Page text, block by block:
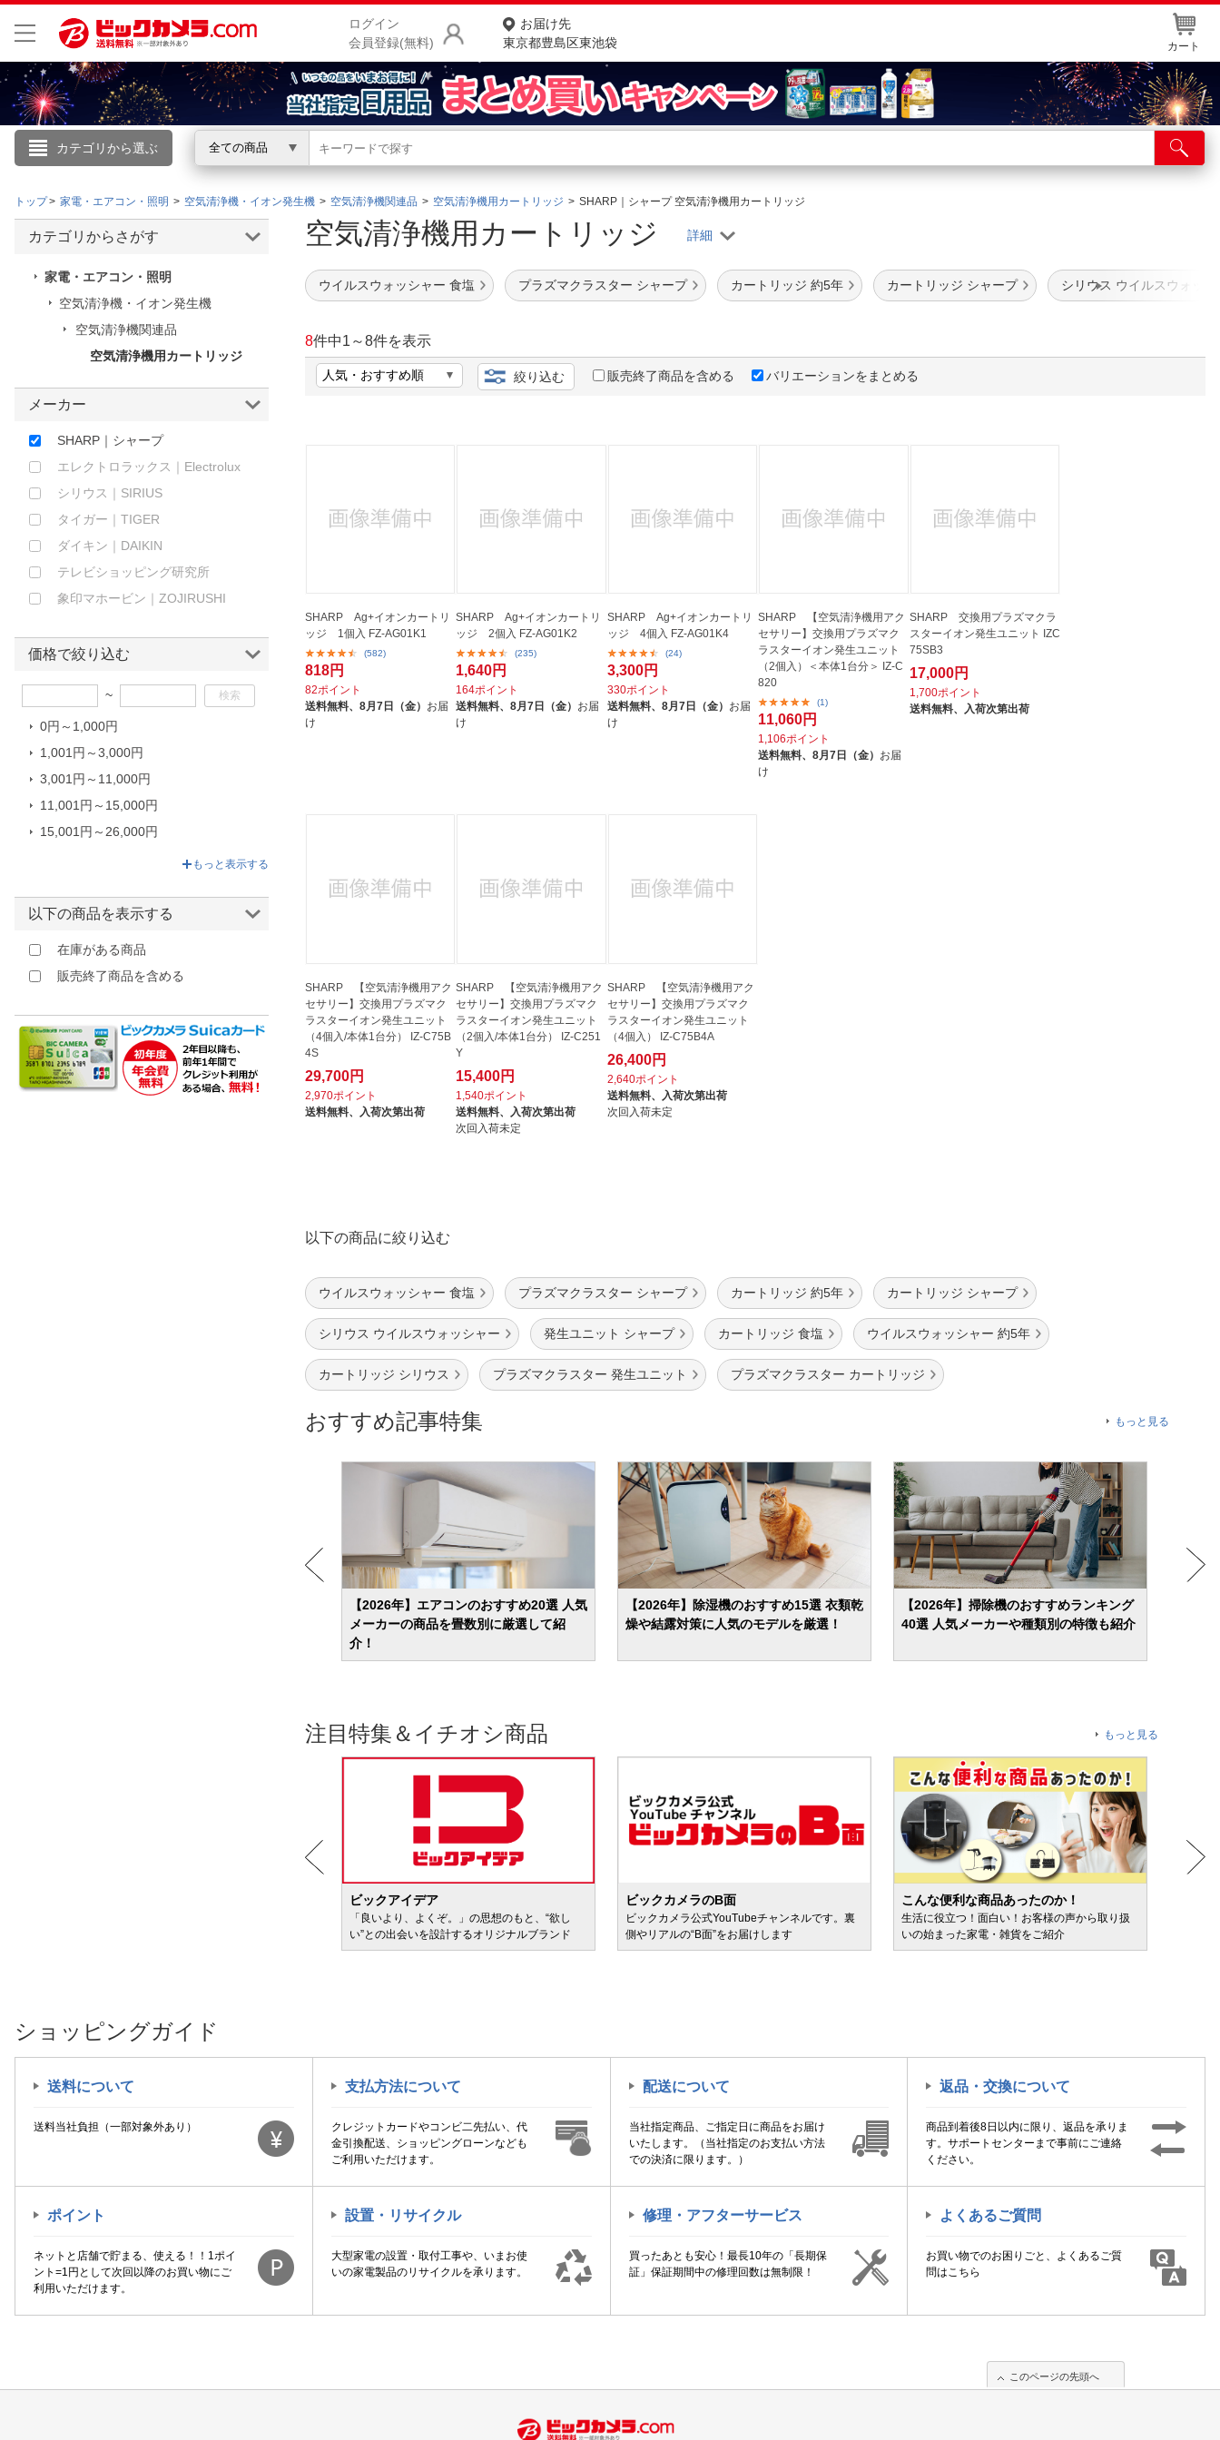
ログイン
会員登録(無料)
お届け先
東京都豊島区東池袋
カート
カテゴリから選ぶ 全ての商品
こんにちは
ログイン
会員メニュー
お買いもの履歴
閲覧履歴
お知らせ
ランキングからさがす
カテゴリ一覧からさがす
ご利用ガイド
ネット取り置き
店舗情報・店舗一覧
トップ 家電・エアコン・照明 空気清浄機・イオン発生機 空気清浄機関連品 空気清浄機用カートリッジ SHARP｜シャープ 空気清浄機用カートリッジ
空気清浄機用カートリッジ
ウイルスウォッシャー 食塩 プラズマクラスター シャープ カートリッジ 約5年 カートリッジ シャープ シリウス ウイルスウォッ
8件中1 ～8件を表示
絞り込む 販売終了商品を含める バリエーションをまとめる
SHARP Ag+イオンカートリ
ッジ 1個入 FZ-AG01K1
(582)
818円
82ポイント
送料無料、 8月7日（金） お届
け
SHARP Ag+イオンカートリ
ッジ 2個入 FZ-AG01K2
(235)
1,640円
164ポイント
送料無料、8月7日（金） お届
け
SHARP Ag+イオンカートリ
ッジ 4個入 FZ-AG01K4
(24)
3,300円
330ポイント
送料無料、 8月7日（金） お届
け
SHARP 【空気清浄機用アク
セサリー】交換用プラズマク
ラスターイオン発生ユニット
（2個入）＜本体1台分＞ IZ-C
820
(1)
11,060円
1,106ポイント
送料無料、8月7日（金） お届
け
SHARP 交換用プラズマクラ
スターイオン発生ユニット IZC
75SB3
17,000円
1,700ポイント
送料無料、
入荷次第出荷
SHARP 【空気清浄機用アク
セサリー】交換用プラズマク
ラスターイオン発生ユニット
（4個入/本体1台分） IZ-C75B
4S
29,700円
2,970ポイント
送料無料、
入荷次第出荷
SHARP 【空気清浄機用アク
セサリー】交換用プラズマク
ラスターイオン発生ユニット
（2個入/本体1台分） IZ-C251
Y
15,400円
1,540ポイント
送料無料、
入荷次第出荷
次回入荷未定
SHARP 【空気清浄機用アク
セサリー】交換用プラズマク
ラスターイオン発生ユニット
（4個入） IZ-C75B4A
26,400円
2,640ポイント
送料無料、
入荷次第出荷
次回入荷未定
以下の商品に絞り込む
ウイルスウォッシャー 食塩 プラズマクラスター シャープ カートリッジ 約5年 カートリッジ シャープ
シリウス ウイルスウォッシャー 発生ユニット シャープ カートリッジ 食塩 ウイルスウォッシャー 約5年
カートリッジ シリウス プラズマクラスター 発生ユニット プラズマクラスター カートリッジ
おすすめ記事特集 もっと見る
【2026年】エアコンのおすすめ20選 人気
メーカーの商品を畳数別に厳選して紹
介！
【2026年】除湿機のおすすめ15選 衣類乾
燥や結露対策に人気のモデルを厳選！
【2026年】掃除機のおすすめランキング
40選 人気メーカーや種類別の特徴も紹介
注目特集＆イチオシ商品 もっと見る
ビックアイデア
「良いより、よくぞ。」の思想のもと、“欲し
い”との出会いを設計するオリジナルブランド
ビックカメラのB面
ビックカメラ公式YouTubeチャンネルです。裏
側やリアルの“B面”をお届けします
こんな便利な商品あったのか！
生活に役立つ！面白い！お客様の声から取り扱
いの始まった家電・雑貨をご紹介
カテゴリからさがす
家電・エアコン・照明
空気清浄機・イオン発生機
空気清浄機関連品
空気清浄機用カートリッジ
メーカー
SHARP｜シャープ
エレクトロラックス｜Electrolux
シリウス｜SIRIUS
タイガー｜TIGER
ダイキン｜DAIKIN
テレビショッピング研究所
象印マホービン｜ZOJIRUSHI
価格で絞り込む
~
0円～1,000円
1,001円～3,000円
3,001円～11,000円
11,001円～15,000円
15,001円～26,000円
もっと表示する
以下の商品を表示する
在庫がある商品
販売終了商品を含める
ショッピングガイド
送料について
送料当社負担（一部対象外あり）
支払方法について
クレジットカードやコンビ二先払い、代
金引換配送、ショッピングローンなども
ご利用いただけます。
配送について
当社指定商品、ご指定日に商品をお届け
いたします。（当社指定のお支払い方法
での決済に限ります。）
返品・交換について
商品到着後8日以内に限り、返品を承りま
す。サポートセンターまで事前にご連絡
ください。
ポイント
ネットと店舗で貯まる、使える！！1ポイ
ント=1円として次回以降のお買い物にご
利用いただけます。
設置・リサイクル
大型家電の設置・取付工事や、いまお使
いの家電製品のリサイクルを承ります。
修理・アフターサービス
買ったあとも安心！最長10年の「長期保
証」保証期間中の修理回数は無制限！
よくあるご質問
お買い物でのお困りごと、よくあるご質
問はこちら
このページの先頭へ